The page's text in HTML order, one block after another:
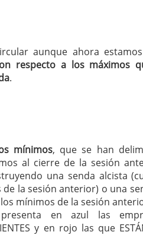
aunque ahora estamos
respecto a los máximos
.
mínimos, que se han
al cierre de la sesión
una senda alcista
la sesión anterior) o una
mínimos de la sesión
en azul las
y en rojo las que